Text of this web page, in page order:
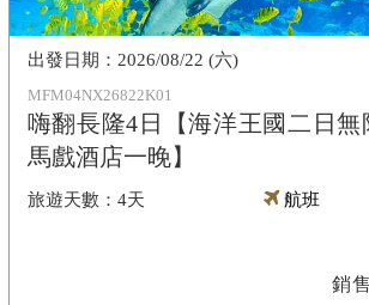
MFM04NX26822K01
嗨翻長隆4日【海洋王國二日
馬戲酒店一晚】
4天
2026/08/22 (六)
航班
銷